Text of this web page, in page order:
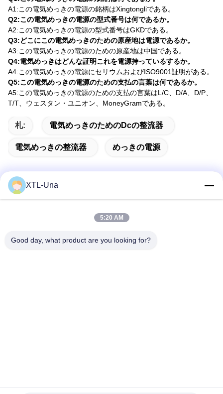
A1:この電気めっきの電源の銘柄はXingtongliである。
Q2:この電気めっきの電源の型式番号は何であるか。
A2:この電気めっきの電源の型式番号はGKDである。
Q3:どこにこの電気めっきのための原産地は電源であるか。
A3:この電気めっきの電源のための原産地は中国である。
Q4:電気めっきはどんな証明これを電源持っているするか。
A4:この電気めっきの電源にセリウムおよびISO9001証明がある。
Q5:この電気めっきの電源のための支払の言葉は何であるか。
A5:この電気めっきの電源のための支払の言葉はL/C、D/A、D/P、
T/T、ウェスタン・ユニオン、MoneyGramである。
札: 電気めっきのためのdcの整流器
電気めっきの整流器 めっきの電源
XTL-Una
5:20 AM
Good day, what product are you looking for?